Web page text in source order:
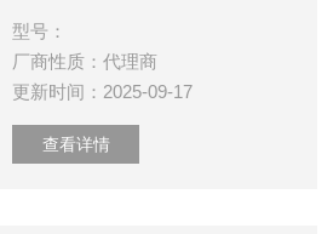
型号：
厂商性质：代理商
更新时间：2025-09-17
查看详情